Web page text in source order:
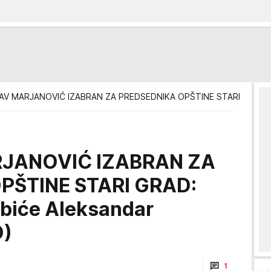
MARJANOVIĆ IZABRAN ZA PREDSEDNIKA OPŠTINE STARI
IZABRAN ZA
STARI GRAD:
Aleksandar
1